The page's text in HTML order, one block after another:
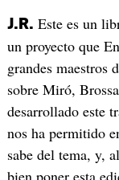
J.R. Este es un
un proyecto que
grandes maestros
sobre Miró,
desarrollado este
nos ha permitido
sabe del tema, y,